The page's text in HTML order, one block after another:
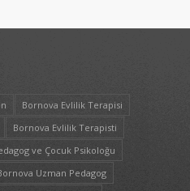
Bornova Evlilik Terapisi
Bornova Evlilik Terapisti
ve Çocuk Psikoloğu
Uzman Pedagog